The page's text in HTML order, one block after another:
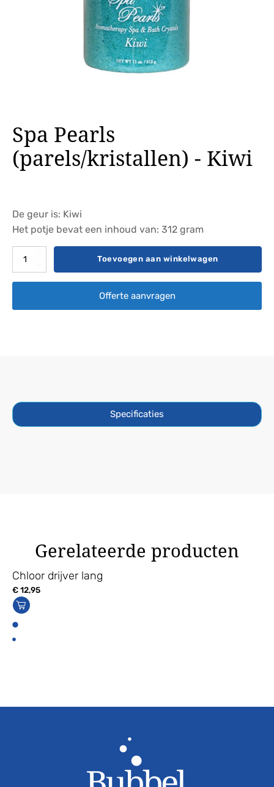
Spa Pearls
(parels/kristallen) - Kiwi
De geur is: Kiwi
Het potje bevat een inhoud van: 312 gram
Spa
Pearls
Toevoegen aan winkelwagen
Offerte aanvragen
Specificaties
Gerelateerde producten
Chloor drijver lang
€12,95